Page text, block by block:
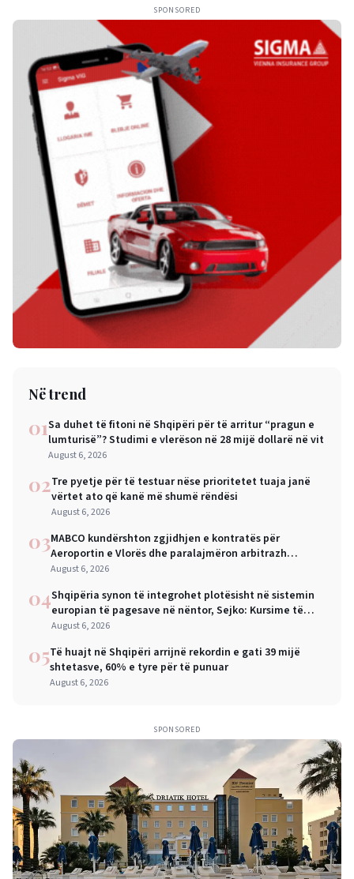
SPONSORED
Në trend
01Sa duhet të fitoni në Shqipëri për të arritur “pragun e
lumturisë”? Studimi e vlerëson në 28 mijë dollarë në vit
August 6, 2026
02Tre pyetje për të testuar nëse prioritetet tuaja janë
vërtet ato që kanë më shumë rëndësi
August 6, 2026
03MABCO kundërshton zgjidhjen e kontratës për
Aeroportin e Vlorës dhe paralajmëron arbitrazh
ndërkombëtar
August 6, 2026
04Shqipëria synon të integrohet plotësisht në sistemin
europian të pagesave në nëntor, Sejko: Kursime të
mëdha për qytetarët dhe bizneset
August 6, 2026
05Të huajt në Shqipëri arrijnë rekordin e gati 39 mijë
shtetasve, 60% e tyre për të punuar
August 6, 2026
SPONSORED